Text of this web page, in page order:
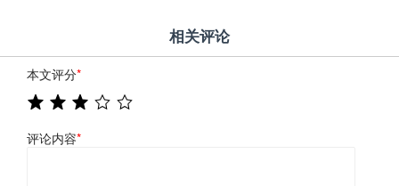
相关评论
本文评分*
评论内容*